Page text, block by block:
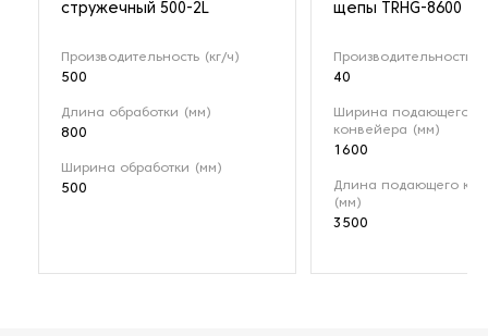
стружечный 500-2L
Производительность (кг/ч)
500
Длина обработки (мм)
800
Ширина обработки (мм)
500
щепы TRHG-8600
Производительность
40
Ширина подающего
конвейера (мм)
1600
Длина подающего
(мм)
3500